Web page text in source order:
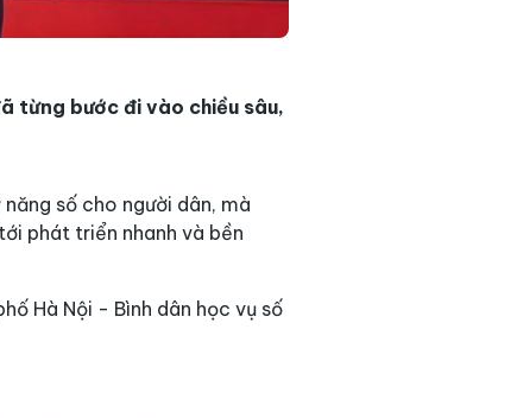
từng bước đi vào chiều sâu,
số cho người dân, mà
phát triển nhanh và bền
Hà Nội - Bình dân học vụ số